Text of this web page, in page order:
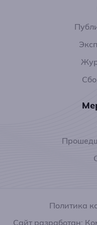
Политика
Сайт разработан: